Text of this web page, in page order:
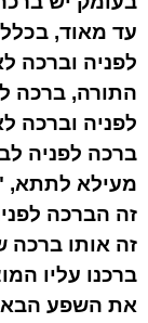
עד מאוד,
לפניה וברכה
התורה, ברכה
לפניה וברכה
ברכה לפניה
מעילא לתתא,
זה הברכה
זה אותו
ברכנו עליו
את השפע הבא